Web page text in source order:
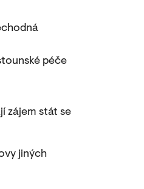
péče
zájem stát se
jiných